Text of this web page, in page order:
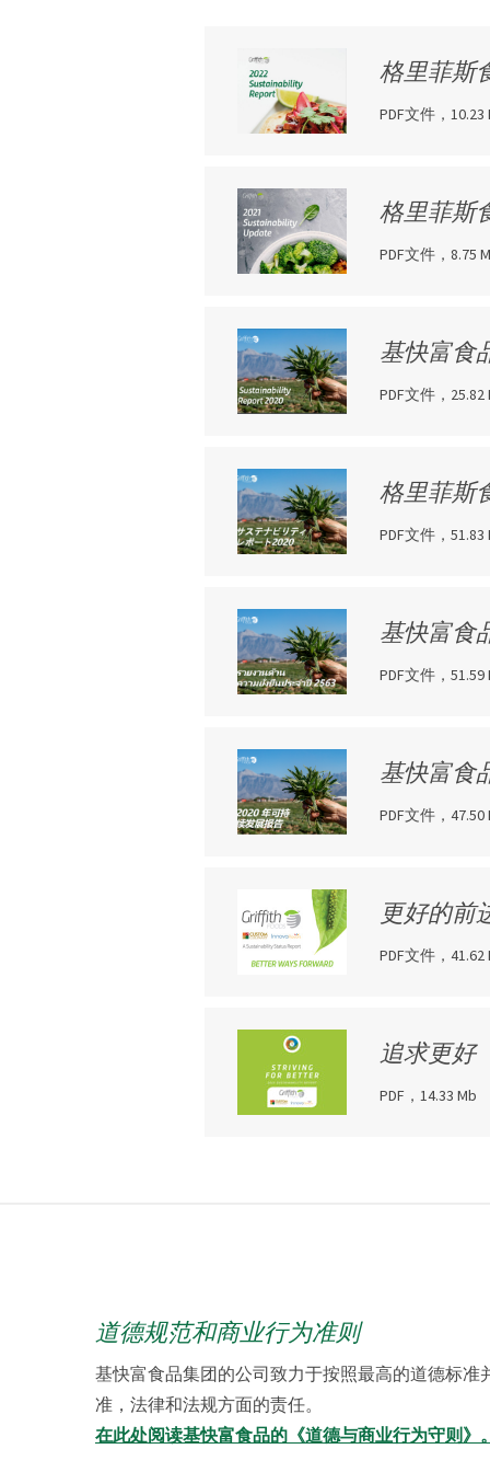
格里菲斯
PDF文件，10.23
格里菲斯
PDF文件，8.75
基快富食
PDF文件，25.82
格里菲斯
PDF文件，51.83
基快富食
PDF文件，51.59
基快富食
PDF文件，47.50
更好的前
PDF文件，41.62
追求更好
PDF，14.33 Mb
道德规范和商业行为准则
基快富食品集团的公司致力于按照最高的道德标
准，法律和法规方面的责任。
在此处阅读基快富食品的《道德与商业行为守则》